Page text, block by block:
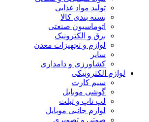
تولید مواد غذایی
بسته بندی کالا
اتوماسیون صنعتی
برق و الکترونیک
لوازم و تجهیزات معدن
سایر
کشاورزی و دامداری
لوازم الکترونیکی
سیم کارت
گوشی موبایل
لپ تاپ و تبلت
لوازم جانبی موبایل
صوتی و تصویری